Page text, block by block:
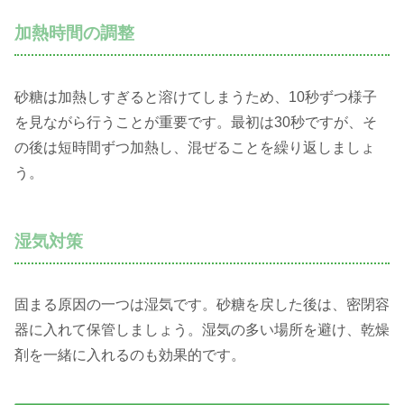
加熱時間の調整
砂糖は加熱しすぎると溶けてしまうため、10秒ずつ様子
を見ながら行うことが重要です。最初は30秒ですが、そ
の後は短時間ずつ加熱し、混ぜることを繰り返しましょ
う。
湿気対策
固まる原因の一つは湿気です。砂糖を戻した後は、密閉容
器に入れて保管しましょう。湿気の多い場所を避け、乾燥
剤を一緒に入れるのも効果的です。